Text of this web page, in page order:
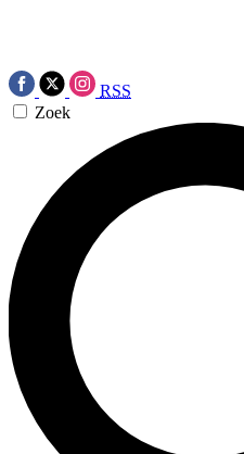
RSS
Zoek